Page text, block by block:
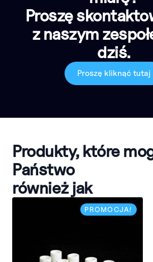
Proszę
z naszym
dziś.
Proszę kliknąć tutaj
Produkty, które
Państwo
również jak
PROMOCJA!